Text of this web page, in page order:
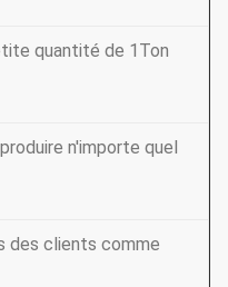
quantité de 1Ton
n'importe quel
des clients comme